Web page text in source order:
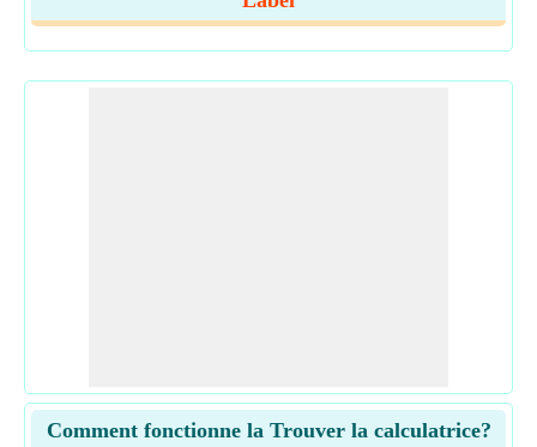
Comment fonctionne la Trouver la calculatrice?